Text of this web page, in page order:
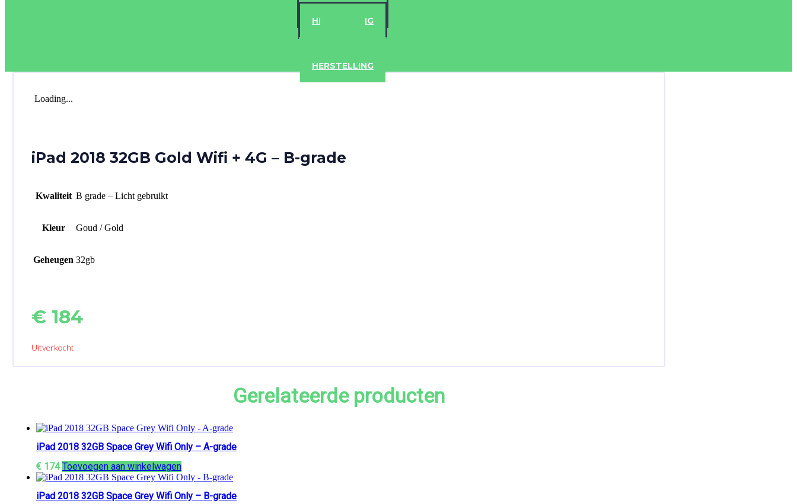
HERSTELLING
HERSTELLING
Loading...
iPad 2018 32GB Gold Wifi + 4G – B-grade
Kwaliteit B grade – Licht gebruikt
Kleur Goud / Gold
Geheugen 32gb
€ 184
Uitverkocht
Gerelateerde producten
iPad 2018 32GB Space Grey Wifi Only – A-grade
€ 174 Toevoegen aan winkelwagen
iPad 2018 32GB Space Grey Wifi Only – B-grade